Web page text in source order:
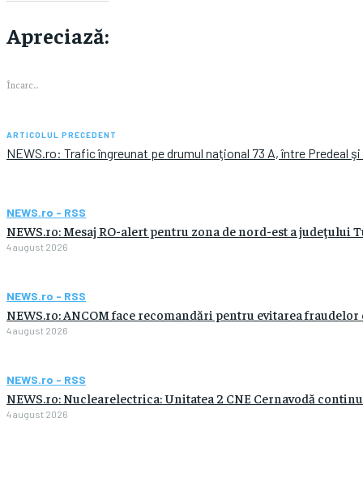
Apreciază:
Încarc...
ARTICOLUL PRECEDENT
NEWS.ro: Trafic îngreunat pe drumul naţional 73 A, între Predeal
NEWS.ro - RSS
NEWS.ro: Mesaj RO-alert pentru zona de nord-est a
4 august 2026
NEWS.ro - RSS
NEWS.ro: ANCOM face recomandări pentru evitarea
4 august 2026
NEWS.ro - RSS
NEWS.ro: Nuclearelectrica: Unitatea 2 CNE Cernavodă
4 august 2026